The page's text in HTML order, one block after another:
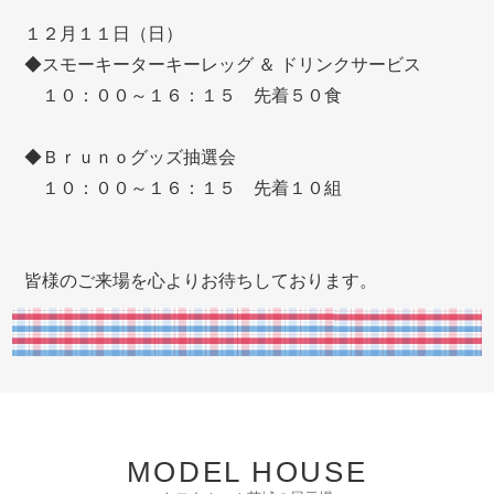
１２月１１日（日）
◆スモーキーターキーレッグ ＆ ドリンクサービス
１０：００～１６：１５ 先着５０食
◆Ｂｒｕｎｏグッズ抽選会
１０：００～１６：１５ 先着１０組
皆様のご来場を心よりお待ちしております。
MODEL HOUSE